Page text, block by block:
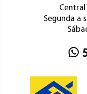
Segunda a